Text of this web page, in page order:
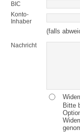
BIC
Konto-
Inhaber
(falls
Nachricht
Bitte